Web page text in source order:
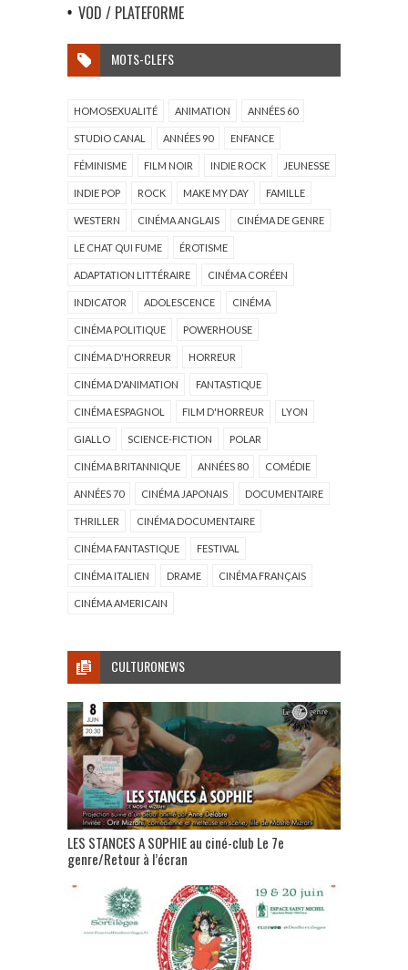
VOD / PLATEFORME
MOTS-CLEFS
HOMOSEXUALITÉ ANIMATION ANNÉES 60
STUDIO CANAL ANNÉES 90 ENFANCE
FÉMINISME FILM NOIR INDIE ROCK JEUNESSE
INDIE POP ROCK MAKE MY DAY FAMILLE
WESTERN CINÉMA ANGLAIS CINÉMA DE GENRE
LE CHAT QUI FUME ÉROTISME
ADAPTATION LITTÉRAIRE CINÉMA CORÉEN
INDICATOR ADOLESCENCE CINÉMA
CINÉMA POLITIQUE POWERHOUSE
CINÉMA D'HORREUR HORREUR
CINÉMA D'ANIMATION FANTASTIQUE
CINÉMA ESPAGNOL FILM D'HORREUR LYON
GIALLO SCIENCE-FICTION POLAR
CINÉMA BRITANNIQUE ANNÉES 80 COMÉDIE
ANNÉES 70 CINÉMA JAPONAIS DOCUMENTAIRE
THRILLER CINÉMA DOCUMENTAIRE
CINÉMA FANTASTIQUE FESTIVAL
CINÉMA ITALIEN DRAME CINÉMA FRANÇAIS
CINÉMA AMERICAIN
CULTURONEWS
LES STANCES A SOPHIE au ciné-club Le 7e
genre/Retour à l’écran